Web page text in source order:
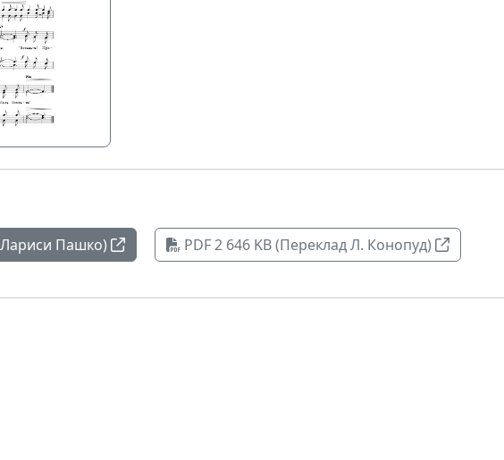
Лариси Пашко) PDF 2 646 KB (Переклад Л. Конопуд)